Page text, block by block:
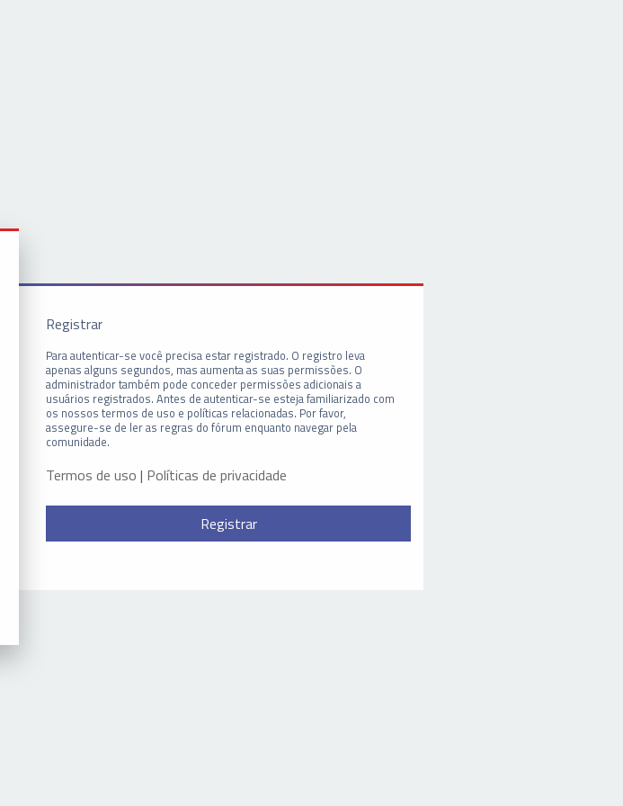
Registrar
Para autenticar-se você precisa estar registrado. O registro leva
apenas alguns segundos, mas aumenta as suas permissões. O
administrador também pode conceder permissões adicionais a
usuários registrados. Antes de autenticar-se esteja familiarizado com
os nossos termos de uso e políticas relacionadas. Por favor,
assegure-se de ler as regras do fórum enquanto navegar pela
comunidade.
Termos de uso | Políticas de privacidade
Registrar